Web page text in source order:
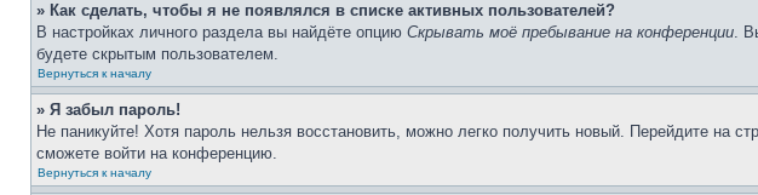
» Как сделать, чтобы я не появлялся в списке активных пользователей?
В настройках личного раздела вы найдёте опцию Скрывать моё пребывание на конференции.
будете скрытым пользователем.
Вернуться к началу
» Я забыл пароль!
Не паникуйте! Хотя пароль нельзя восстановить, можно легко получить новый. Перейдите на
сможете войти на конференцию.
Вернуться к началу